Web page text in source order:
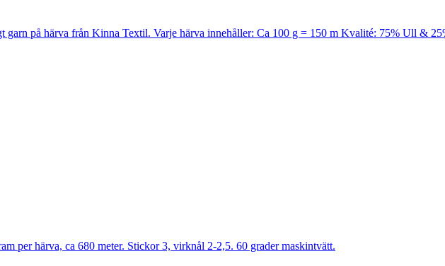
garn på härva från Kinna Textil. Varje härva innehåller: Ca 100 g = 150 m Kvalité: 75% Ull &
per härva, ca 680 meter. Stickor 3, virknål 2-2,5. 60 grader maskintvätt.